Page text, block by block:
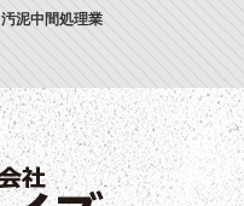
汚泥中間処理業